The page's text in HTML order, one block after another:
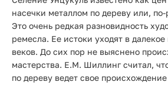
насечки металлом по дереву или,
Это очень редкая разновидность
ремесла. Ее истоки уходят в
веков. До сих пор не выяснено
мастерства. Е.М. Шиллинг считал,
по дереву ведет свое